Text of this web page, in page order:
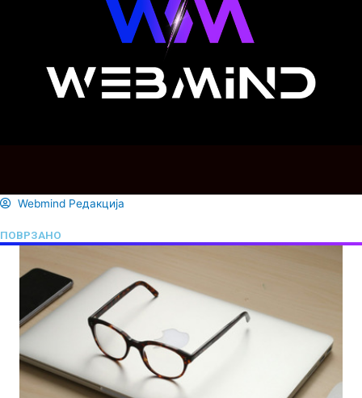
Webmind Редакција
ПОВРЗАНО